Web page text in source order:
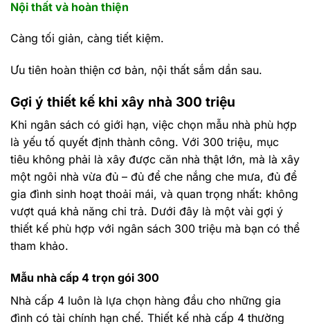
Nội thất và hoàn thiện
Càng tối giản, càng tiết kiệm.
Ưu tiên hoàn thiện cơ bản, nội thất sắm dần sau.
Gợi ý thiết kế khi xây nhà 300 triệu
Khi ngân sách có giới hạn, việc chọn mẫu nhà phù hợp
là yếu tố quyết định thành công. Với 300 triệu, mục
tiêu không phải là xây được căn nhà thật lớn, mà là xây
một ngôi nhà vừa đủ – đủ để che nắng che mưa, đủ để
gia đình sinh hoạt thoải mái, và quan trọng nhất: không
vượt quá khả năng chi trả. Dưới đây là một vài gợi ý
thiết kế phù hợp với ngân sách 300 triệu mà bạn có thể
tham khảo.
Mẫu nhà cấp 4 trọn gói 300
Nhà cấp 4 luôn là lựa chọn hàng đầu cho những gia
đình có tài chính hạn chế. Thiết kế nhà cấp 4 thường